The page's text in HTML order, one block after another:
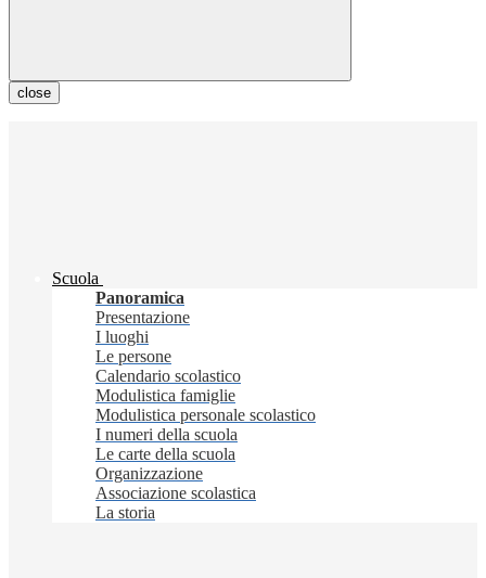
close
Scuola
Panoramica
Presentazione
I luoghi
Le persone
Calendario scolastico
Modulistica famiglie
Modulistica personale scolastico
I numeri della scuola
Le carte della scuola
Organizzazione
Associazione scolastica
La storia